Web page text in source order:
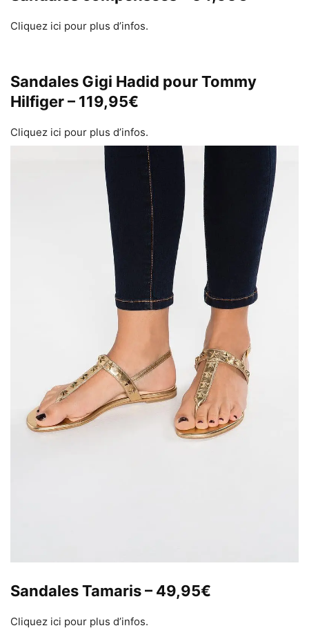
Cliquez ici pour plus d’infos.
Sandales Gigi Hadid pour Tommy
Hilfiger – 119,95€
Cliquez ici pour plus d’infos.
Sandales Tamaris – 49,95€
Cliquez ici pour plus d’infos.